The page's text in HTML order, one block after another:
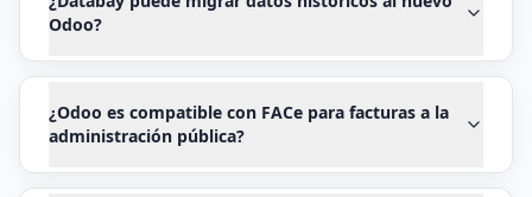
Odoo?
¿Odoo es compatible con FACe para facturas a la
administración pública?